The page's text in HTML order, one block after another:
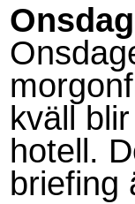
kväll
hotell.
briefing